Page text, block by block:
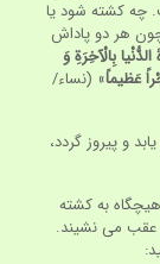
چه کشته شود یا
هر دو پاداش
بِالْآخِرَةِ وَ
عَظيماً» (نساء/
و پیروز گردد،
به کشته
عقب می نشیند.